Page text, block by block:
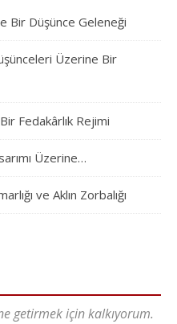
Bir Düşünce Geleneği
Üzerine Bir
Fedakârlık Rejimi
Üzerine…
ve Aklın Zorbalığı
getirmek için kalkıyorum.